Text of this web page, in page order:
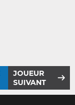
JOUEUR
SUIVANT